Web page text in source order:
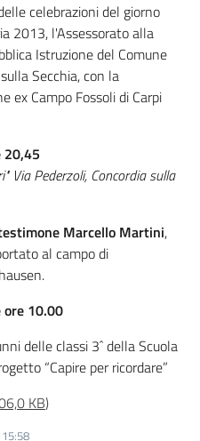
celebrazioni del giorno
2013, l'Assessorato alla
Istruzione del Comune
Secchia, con la
ex Campo Fossoli di Carpi
20,45
Via Pederzoli, Concordia sulla
Marcello Martini,
al campo di
10.00
delle classi 3ˆ della Scuola
“Capire per ricordare”
KB)